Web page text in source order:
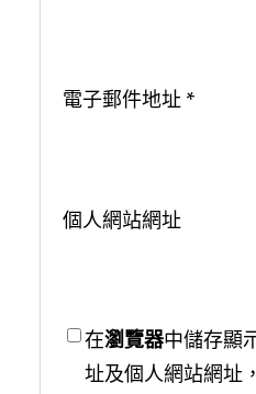
電子郵件地址 *
個人網站網址
在瀏覽器中儲存顯
址及個人網站網址